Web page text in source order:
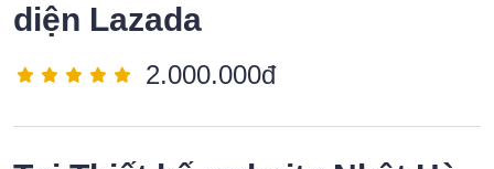
diện Lazada
2.000.000đ